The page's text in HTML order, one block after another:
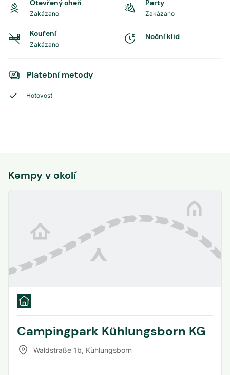
Otevřený oheň
Zakázano
Party
Zakázano
Kouření
Zakázano
Noční klid
Platební metody
Hotovost
Kempy v okolí
Campingpark Kühlungsborn KG
Waldstraße 1b, Kühlungsborn